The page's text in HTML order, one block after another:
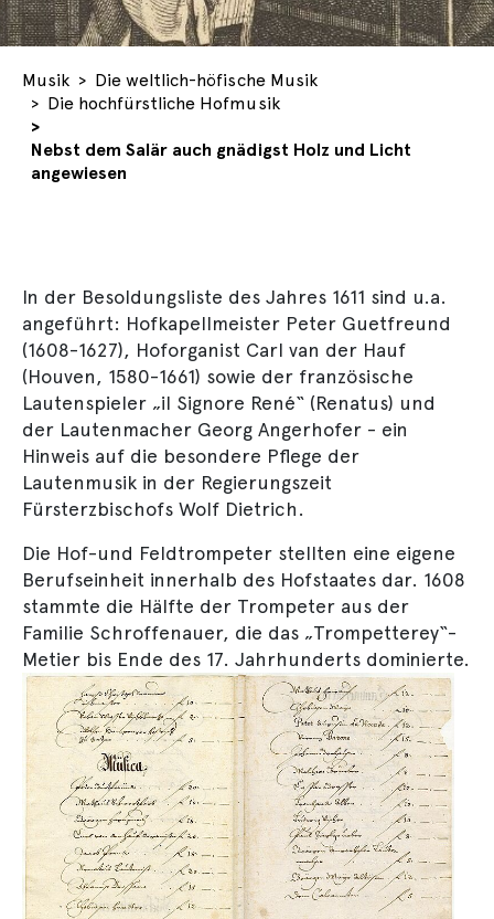
Musik
Die weltlich-höfische Musik
Die hochfürstliche Hofmusik
Nebst dem Salär auch gnädigst Holz und Licht
angewiesen
In der Besoldungsliste des Jahres 1611 sind u.a.
angeführt: Hofkapellmeister Peter Guetfreund
(1608-1627), Hoforganist Carl van der Hauf
(Houven, 1580-1661) sowie der französische
Lautenspieler „il Signore René“ (Renatus) und
der Lautenmacher Georg Angerhofer - ein
Hinweis auf die besondere Pflege der
Lautenmusik in der Regierungszeit
Fürsterzbischofs Wolf Dietrich.
Die Hof-und Feldtrompeter stellten eine eigene
Berufseinheit innerhalb des Hofstaates dar. 1608
stammte die Hälfte der Trompeter aus der
Familie Schroffenauer, die das „Trompetterey“-
Metier bis Ende des 17. Jahrhunderts dominierte.